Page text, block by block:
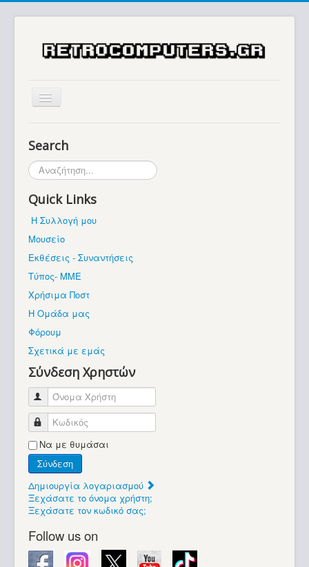
Μουσείο
Βρίσκεστε εδώ:
Search
Αναζήτηση...
Quick Links
Η Συλλογή μου
Μουσείο
Εκθέσεις - Συναντήσεις
Τύπος- ΜΜΕ
Χρήσιμα Ποστ
Η Ομάδα μας
Φόρουμ
Σχετικά με εμάς
Σύνδεση Χρηστών
Όνομα Χρήστη
Κωδικός
Να με θυμάσαι
Σύνδεση
Δημιουργία λογαριασμού
Ξεχάσατε το όνομα χρήστη;
Ξεχάσατε τον κωδικό σας;
Follow us on